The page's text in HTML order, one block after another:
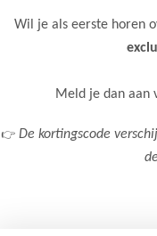
Wil je als eerste horen
Meld je dan aan
👉 De kortingscode